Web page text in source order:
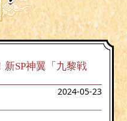
新SP神翼「九黎戦
2024-05-23